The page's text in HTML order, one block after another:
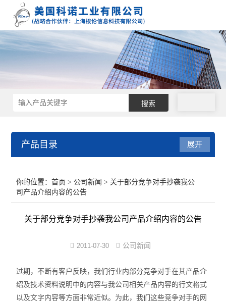
产品目录
表面张力仪
界面张力仪
界面弹性系数仪
表面清洁度分析仪
水滴角测量仪
展开
你的位置：首页 > 公司新闻 > 关于部分竞争对手抄袭我公
司产品介绍内容的公告
关于部分竞争对手抄袭我公司产品介绍内容的公告
2011-07-30 公司新闻
过期，不断有客户反映，我们行业内部分竞争对手在其产品介
绍及技术资料说明中的内容与我公司相关产品内容的行文格式
以及文字内容等方面非常近似。为此，我们这些竞争对手的网